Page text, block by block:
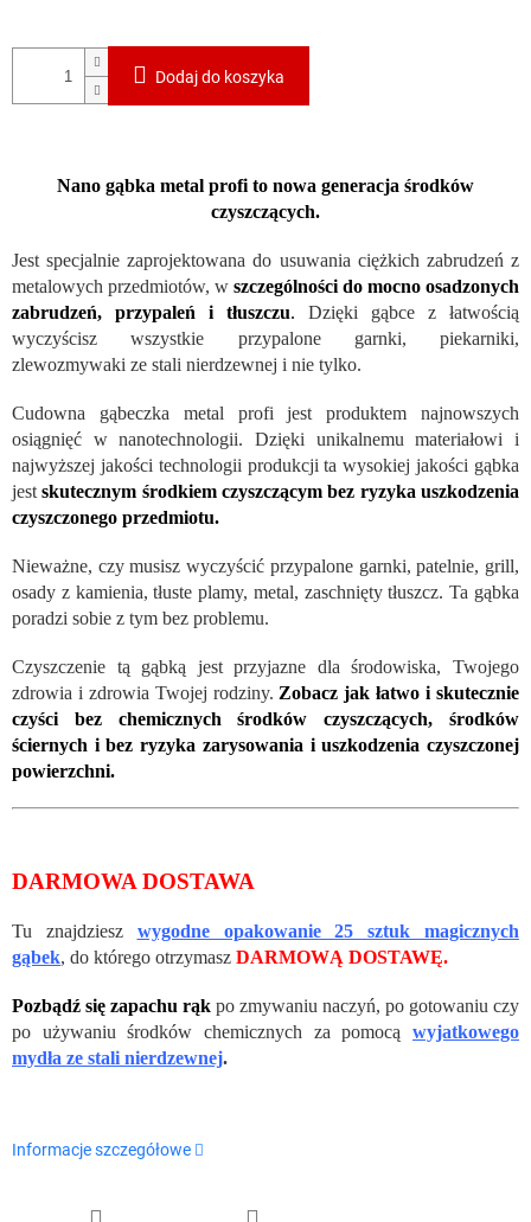
Dodaj do koszyka
Nano gąbka metal profi to nowa generacja środków
czyszczących.
Jest specjalnie zaprojektowana do usuwania ciężkich zabrudzeń z
metalowych przedmiotów, w szczególności do mocno osadzonych
zabrudzeń, przypaleń i tłuszczu. Dzięki gąbce z łatwością
wyczyścisz wszystkie przypalone garnki, piekarniki,
zlewozmywaki ze stali nierdzewnej i nie tylko.
Cudowna gąbeczka metal profi jest produktem najnowszych
osiągnięć w nanotechnologii. Dzięki unikalnemu materiałowi i
najwyższej jakości technologii produkcji ta wysokiej jakości gąbka
jestskutecznym środkiem czyszczącym bez ryzyka uszkodzenia
czyszczonego przedmiotu.
Nieważne, czy musisz wyczyścić przypalone garnki, patelnie, grill,
osady z kamienia, tłuste plamy, metal, zaschnięty tłuszcz. Ta gąbka
poradzi sobie z tym bez problemu.
Czyszczenie tą gąbką jest przyjazne dla środowiska, Twojego
zdrowia i zdrowia Twojej rodziny. Zobacz jak łatwo i skutecznie
czyści bez chemicznych środków czyszczących, środków
ściernych i bez ryzyka zarysowania i uszkodzenia czyszczonej
powierzchni.
DARMOWA DOSTAWA
Tu znajdziesz wygodne opakowanie 25 sztuk magicznych
gąbek, do którego otrzymasz DARMOWĄ DOSTAWĘ.
Pozbądź się zapachu rąk po zmywaniu naczyń, po gotowaniu czy
po używaniu środków chemicznych za pomocą wyjatkowego
mydła ze stali nierdzewnej.
Informacje szczegółowe